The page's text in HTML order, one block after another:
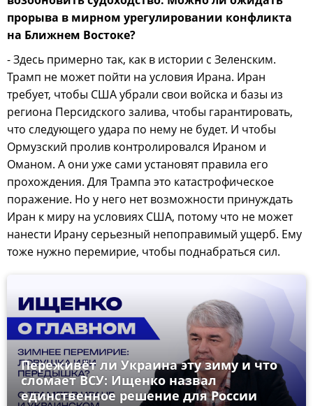
прорыва в мирном урегулировании конфликта
на Ближнем Востоке?
- Здесь примерно так, как в истории с Зеленским.
Трамп не может пойти на условия Ирана. Иран
требует, чтобы США убрали свои войска и базы из
региона Персидского залива, чтобы гарантировать,
что следующего удара по нему не будет. И чтобы
Ормузский пролив контролировался Ираном и
Оманом. А они уже сами установят правила его
прохождения. Для Трампа это катастрофическое
поражение. Но у него нет возможности принуждать
Иран к миру на условиях США, потому что не может
нанести Ирану серьезный непоправимый ущерб. Ему
тоже нужно перемирие, чтобы поднабраться сил.
Переживёт ли Украина эту зиму и что
сломает ВСУ: Ищенко назвал
единственное решение для России